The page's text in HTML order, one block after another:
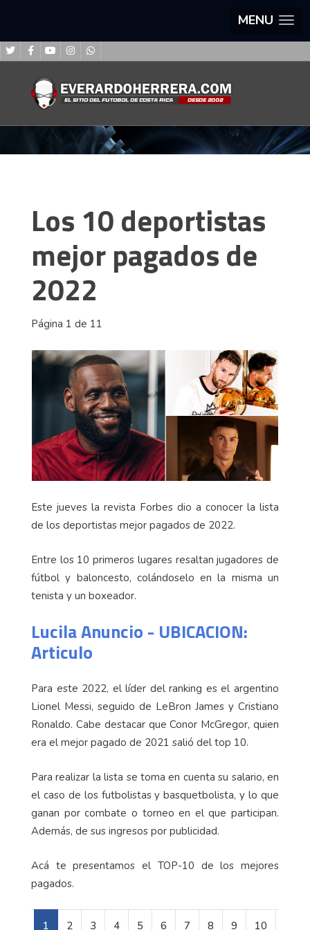
MENU
Los 10 deportistas
mejor pagados de
2022
Página 1 de 11
Este jueves la revista Forbes dio a conocer la lista
de los deportistas mejor pagados de 2022.
Entre los 10 primeros lugares resaltan jugadores de
fútbol y baloncesto, colándoselo en la misma un
tenista y un boxeador.
Lucila Anuncio - UBICACION:
Articulo
Para este 2022, el líder del ranking es el argentino
Lionel Messi, seguido de LeBron James y Cristiano
Ronaldo. Cabe destacar que Conor McGregor, quien
era el mejor pagado de 2021 salió del top 10.
Para realizar la lista se toma en cuenta su salario, en
el caso de los futbolistas y basquetbolista, y lo que
ganan por combate o torneo en el que participan.
Además, de sus ingresos por publicidad.
Acá te presentamos el TOP-10 de los mejores
pagados.
1 2 3 4 5 6 7 8 9 10